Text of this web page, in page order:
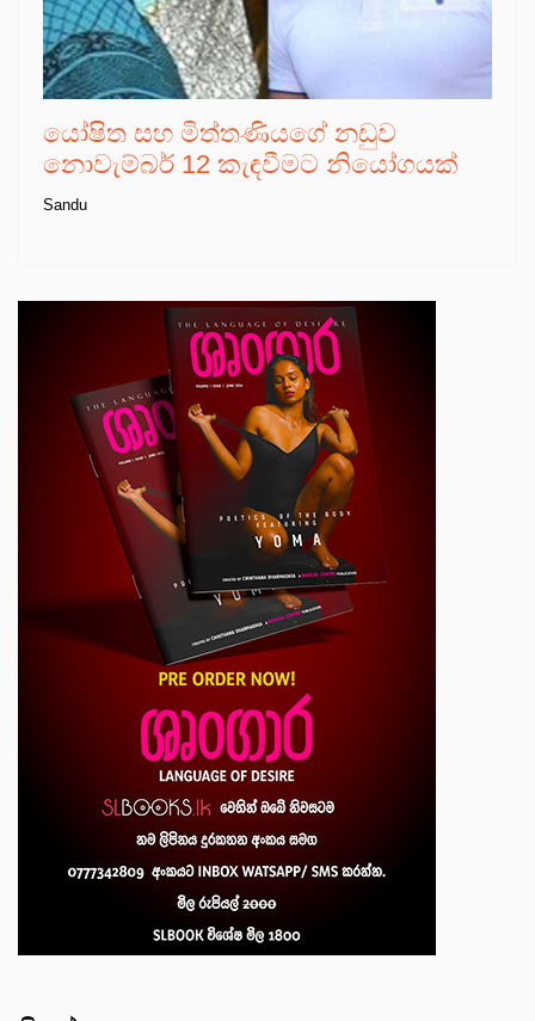
යෝෂිත සහ මිත්තණියගේ නඩුව
නොවැම්බර් 12 කැඳවීමට නියෝගයක්
Sandu